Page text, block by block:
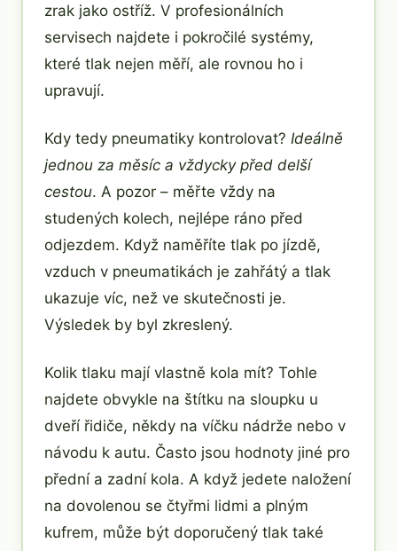
zrak jako ostříž. V profesionálních
servisech najdete i pokročilé systémy,
které tlak nejen měří, ale rovnou ho i
upravují.
Kdy tedy pneumatiky kontrolovat? Ideálně
jednou za měsíc a vždycky před delší
cestou. A pozor – měřte vždy na
studených kolech, nejlépe ráno před
odjezdem. Když naměříte tlak po jízdě,
vzduch v pneumatikách je zahřátý a tlak
ukazuje víc, než ve skutečnosti je.
Výsledek by byl zkreslený.
Kolik tlaku mají vlastně kola mít? Tohle
najdete obvykle na štítku na sloupku u
dveří řidiče, někdy na víčku nádrže nebo v
návodu k autu. Často jsou hodnoty jiné pro
přední a zadní kola. A když jedete naložení
na dovolenou se čtyřmi lidmi a plným
kufrem, může být doporučený tlak také